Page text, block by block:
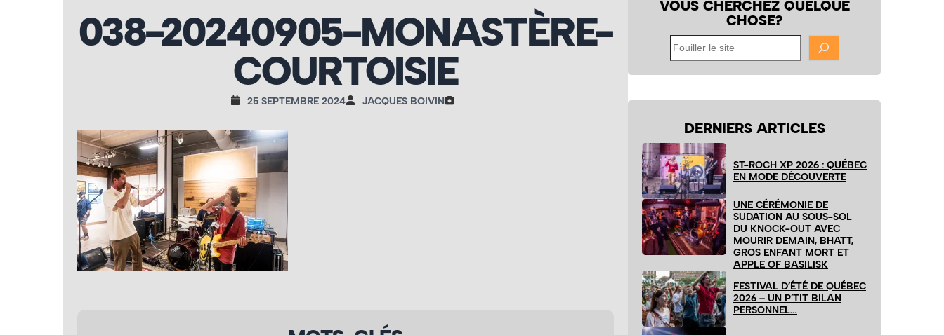
038-20240905-MONASTÈRE-
COURTOISIE
25 SEPTEMBRE 2024 JACQUES BOIVIN
VOUS CHERCHEZ QUELQUE
CHOSE?
Fouiller
le
site
DERNIERS ARTICLES
ST-ROCH XP 2026 : QUÉBEC
EN MODE DÉCOUVERTE
UNE CÉRÉMONIE DE
SUDATION AU SOUS-SOL
DU KNOCK-OUT AVEC
MOURIR DEMAIN, BHATT,
GROS ENFANT MORT ET
APPLE OF BASILISK
FESTIVAL D’ÉTÉ DE QUÉBEC
2026 – UN P’TIT BILAN
PERSONNEL…